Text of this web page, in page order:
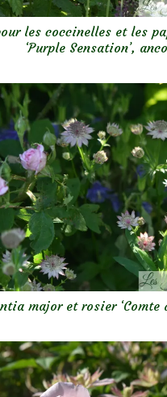
les coccinelles et les
‘Purple Sensation’,
major et rosier ‘Comte